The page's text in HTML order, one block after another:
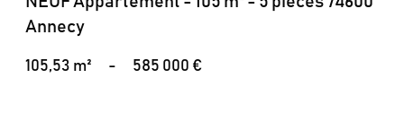
Annecy
105,53 m² - 585 000 €